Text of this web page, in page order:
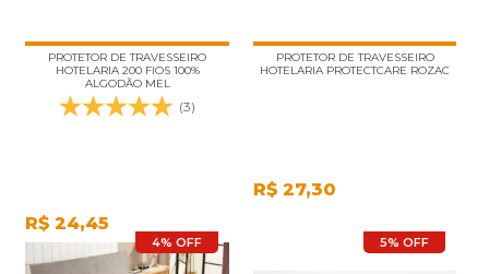
PROTETOR DE TRAVESSEIRO
HOTELARIA 200 FIOS 100%
ALGODÃO MEL
(3)
R$ 24,45
PROTETOR DE TRAVESSEIRO
HOTELARIA PROTECTCARE ROZAC
R$ 27,30
4% OFF 5% OFF